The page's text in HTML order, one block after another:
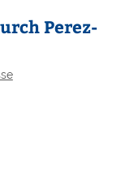
Perez-